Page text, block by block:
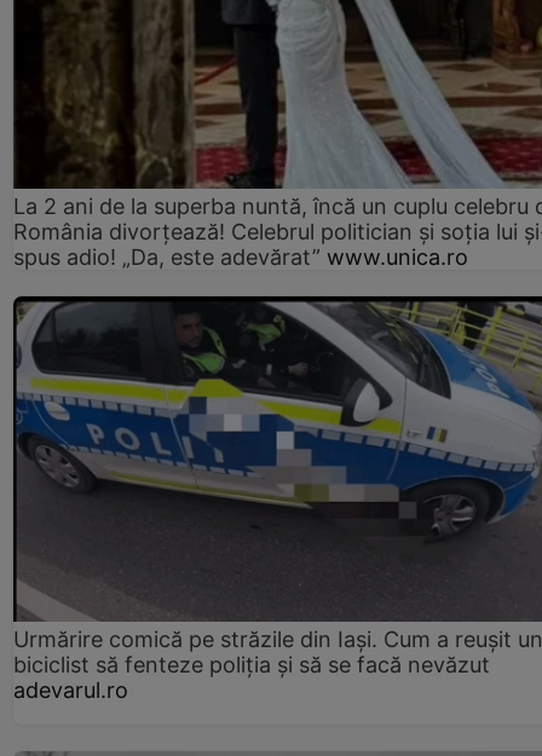
La 2 ani de la superba nuntă, încă un cuplu celebru
România divorțează! Celebrul politician și soția lui
spus adio! „Da, este adevărat” www.unica.ro
Urmărire comică pe străzile din Iași. Cum a reușit un
biciclist să fenteze poliția și să se facă nevăzut
adevarul.ro